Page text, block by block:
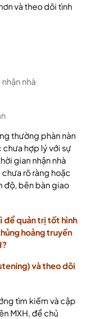
và theo dõi tình
nhà
thường phàn nàn
hợp lý với sự
gian nhận nhà
rõ ràng hoặc
độ, bên bàn giao
để quản trị tốt hình
hoảng truyền
và theo dõi
tìm kiếm và cập
MXH, để chủ